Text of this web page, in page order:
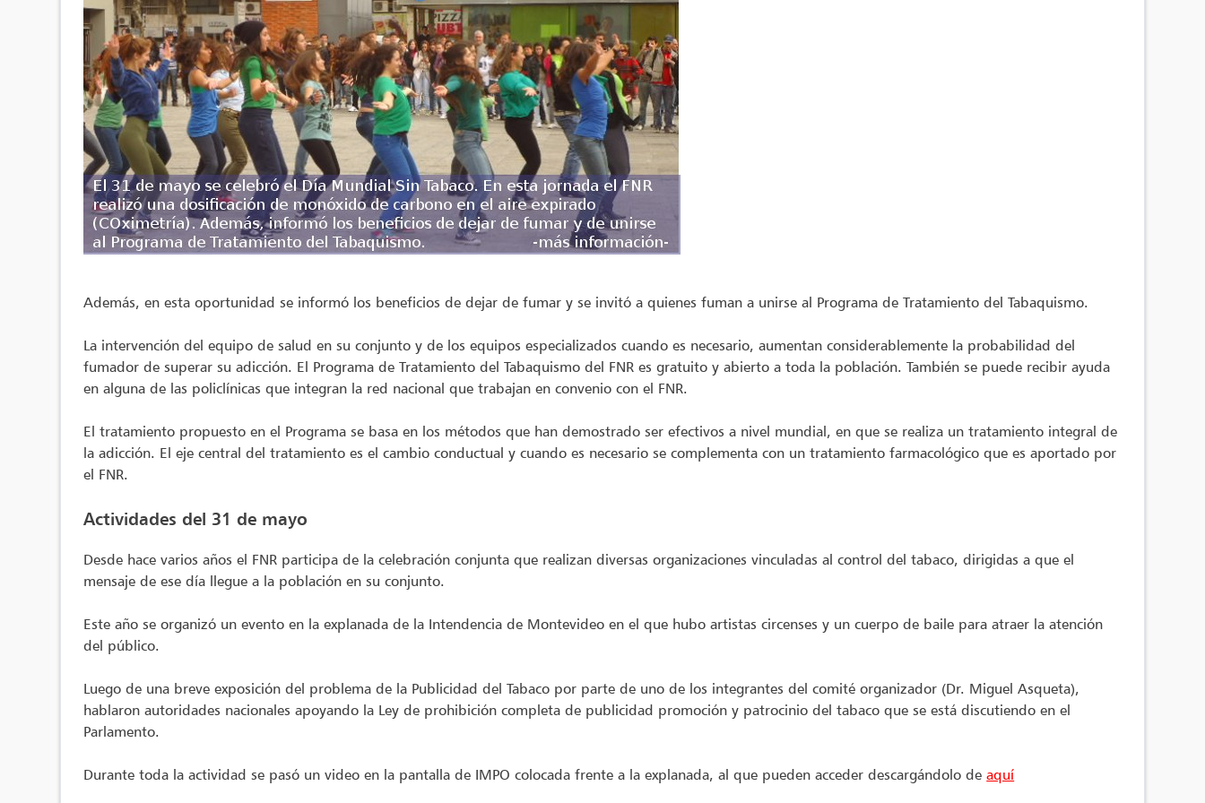
Además, en esta oportunidad se informó los beneficios de dejar de fumar y se invitó a quienes fuman a unirse al Programa de Tratamiento del Tabaquismo.
La intervención del equipo de salud en su conjunto y de los equipos especializados cuando es necesario, aumentan considerablemente la probabilidad del
fumador de superar su adicción. El Programa de Tratamiento del Tabaquismo del FNR es gratuito y abierto a toda la población. También se puede recibir ayuda
en alguna de las policlínicas que integran la red nacional que trabajan en convenio con el FNR.
El tratamiento propuesto en el Programa se basa en los métodos que han demostrado ser efectivos a nivel mundial, en que se realiza un tratamiento integral de
la adicción. El eje central del tratamiento es el cambio conductual y cuando es necesario se complementa con un tratamiento farmacológico que es aportado por
el FNR.
Actividades del 31 de mayo
Desde hace varios años el FNR participa de la celebración conjunta que realizan diversas organizaciones vinculadas al control del tabaco, dirigidas a que el
mensaje de ese día llegue a la población en su conjunto.
Este año se organizó un evento en la explanada de la Intendencia de Montevideo en el que hubo artistas circenses y un cuerpo de baile para atraer la atención
del público.
Luego de una breve exposición del problema de la Publicidad del Tabaco por parte de uno de los integrantes del comité organizador (Dr. Miguel Asqueta),
hablaron autoridades nacionales apoyando la Ley de prohibición completa de publicidad promoción y patrocinio del tabaco que se está discutiendo en el
Parlamento.
Durante toda la actividad se pasó un video en la pantalla de IMPO colocada frente a la explanada, al que pueden acceder descargándolo deaquí